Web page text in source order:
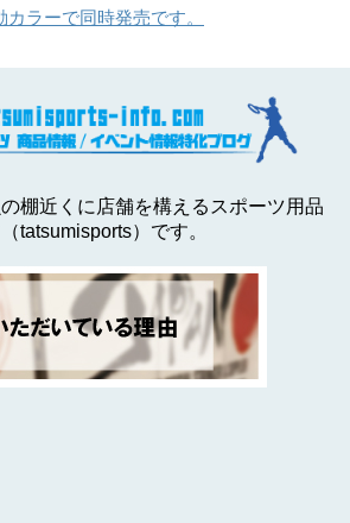
カラーで同時発売です。
棚近くに店舗を構えるスポーツ用品
tatsumisports）です。